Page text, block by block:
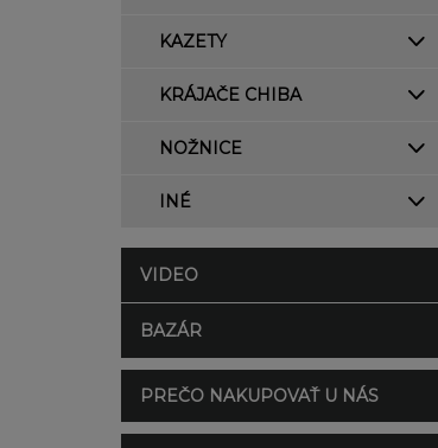
KAZETY
KRÁJAČE CHIBA
NOŽNICE
INÉ
VIDEO
BAZÁR
PREČO NAKUPOVAŤ U NÁS